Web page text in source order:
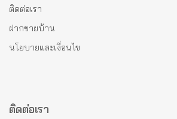
ติดต่อเรา
ฝากขายบ้าน
นโยบายและเงื่อนไข
ติดต่อเรา